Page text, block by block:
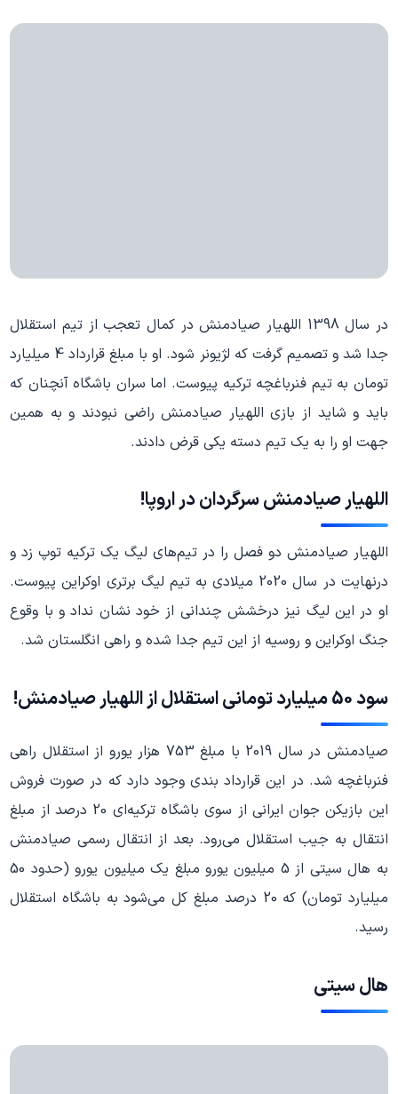
در سال 1398 اللهیار صیادمنش در کمال تعجب از تیم استقلال
جدا شد و تصمیم گرفت که لژیونر شود. او با مبلغ قرارداد 4 میلیارد
تومان به تیم فنرباغچه ترکیه پیوست. اما سران باشگاه آنچنان که
باید و شاید از بازی اللهیار صیادمنش راضی نبودند و به همین
جهت او را به یک تیم دسته یکی قرض دادند.
اللهیار صیادمنش سرگردان در اروپا!
اللهیار صیادمنش دو فصل را در تیم‌های لیگ یک ترکیه توپ زد و
درنهایت در سال 2020 میلادی به تیم لیگ برتری اوکراین پیوست.
او در این لیگ نیز درخشش چندانی از خود نشان نداد و با وقوع
جنگ اوکراین و روسیه از این تیم جدا شده و راهی انگلستان شد.
سود 50 میلیارد تومانی استقلال از اللهیار صیادمنش!
صیادمنش در سال 2019 با مبلغ 753 هزار یورو از استقلال راهی
فنرباغچه شد. در این قرارداد بندی وجود دارد که در صورت فروش
این بازیکن جوان ایرانی از سوی باشگاه ترکیه‌ای 20 درصد از مبلغ
انتقال به جیب استقلال می‌رود. بعد از انتقال رسمی صیادمنش
به هال سیتی از 5 میلیون یورو مبلغ یک میلیون یورو (حدود 50
میلیارد تومان) که 20 درصد مبلغ کل می‌شود به باشگاه استقلال
رسید.
هال سیتی